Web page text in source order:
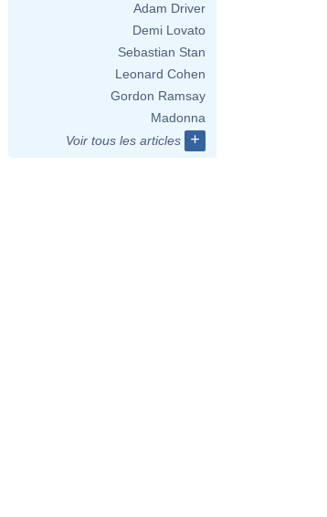
Adam Driver
Demi Lovato
Sebastian Stan
Leonard Cohen
Gordon Ramsay
Madonna
Voir tous les articles
+